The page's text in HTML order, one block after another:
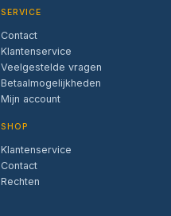
SERVICE
Contact
Klantenservice
Veelgestelde vragen
Betaalmogelijkheden
Mijn account
SHOP
Klantenservice
Contact
Rechten